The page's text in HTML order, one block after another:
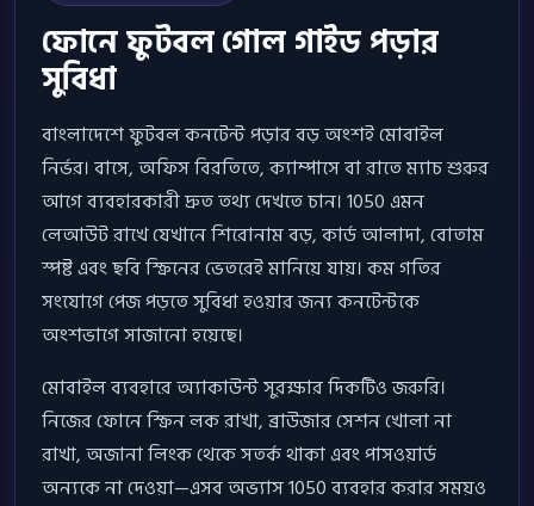
ফোনে ফুটবল গোল গাইড পড়ার
সুবিধা
বাংলাদেশে ফুটবল কনটেন্ট পড়ার বড় অংশই মোবাইল
নির্ভর। বাসে, অফিস বিরতিতে, ক্যাম্পাসে বা রাতে ম্যাচ শুরুর
আগে ব্যবহারকারী দ্রুত তথ্য দেখতে চান। 1050 এমন
লেআউট রাখে যেখানে শিরোনাম বড়, কার্ড আলাদা, বোতাম
স্পষ্ট এবং ছবি স্ক্রিনের ভেতরেই মানিয়ে যায়। কম গতির
সংযোগে পেজ পড়তে সুবিধা হওয়ার জন্য কনটেন্টকে
অংশভাগে সাজানো হয়েছে।
মোবাইল ব্যবহারে অ্যাকাউন্ট সুরক্ষার দিকটিও জরুরি।
নিজের ফোনে স্ক্রিন লক রাখা, ব্রাউজার সেশন খোলা না
রাখা, অজানা লিংক থেকে সতর্ক থাকা এবং পাসওয়ার্ড
অন্যকে না দেওয়া—এসব অভ্যাস 1050 ব্যবহার করার সময়ও